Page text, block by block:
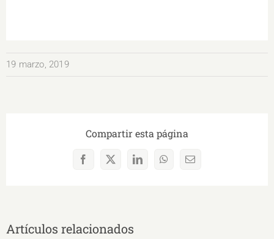
19 marzo, 2019
Compartir esta página
Facebook
X LinkedInWhatsAppCorreo
Artículos relacionados